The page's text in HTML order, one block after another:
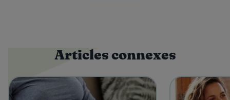
Articles connexes